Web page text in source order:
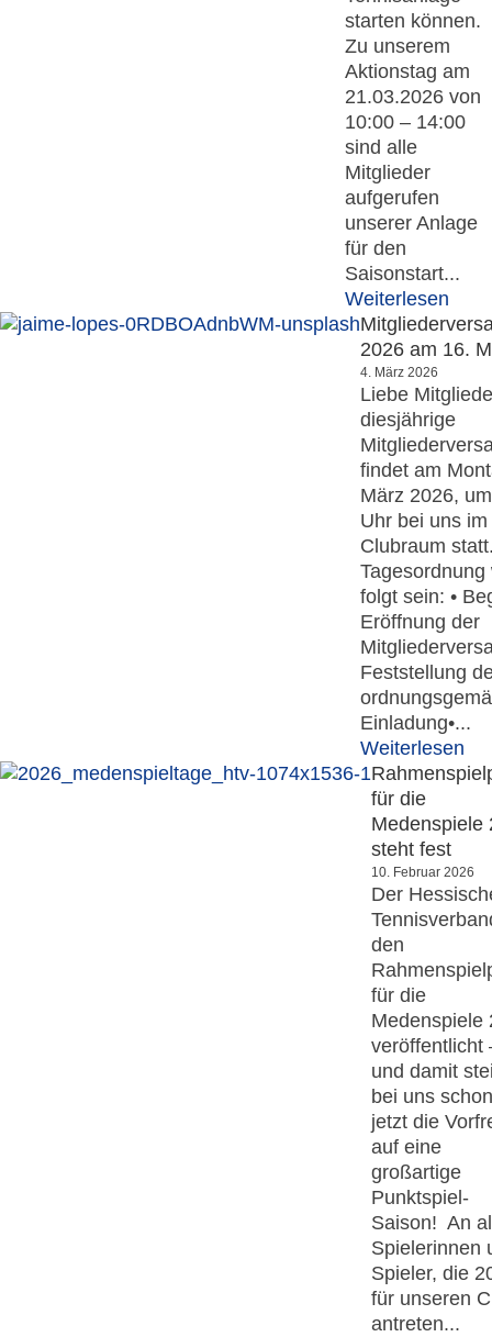
starten können.
Zu unserem
Aktionstag am
21.03.2026 von
10:00 – 14:00
sind alle
Mitglieder
aufgerufen
unserer Anlage
für den
Saisonstart...
Weiterlesen
2026 am 16.
4. März 2026
Liebe
diesjährige
findet am
März 2026,
Uhr bei uns im
Clubraum
Tagesordnung
folgt sein: •
Eröffnung der
Feststellung
Einladung•...
Weiterlesen
für die
Medenspiele
steht fest
10. Februar 2026
Der
den
für die
Medenspiele
veröffentlicht
und damit
bei uns schon
jetzt die
auf eine
großartige
Punktspiel-
Saison! An
Spielerinnen
Spieler, die
für unseren
antreten...